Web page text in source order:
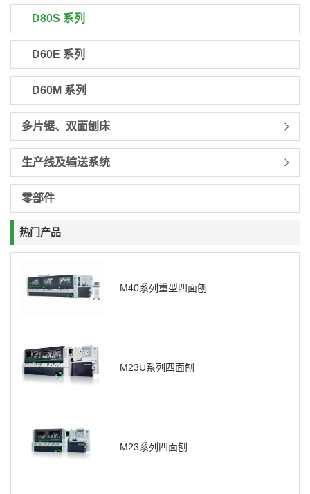
D80S 系列
D60E 系列
D60M 系列
多片锯、双面刨床
生产线及输送系统
零部件
热门产品
M40系列重型四面刨
M23U系列四面刨
M23系列四面刨